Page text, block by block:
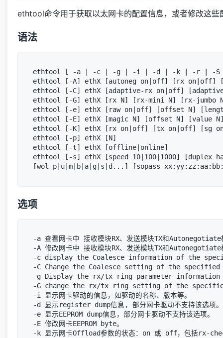
ethtool命令用于获取以太网卡的配置信息，或者修改这
语法
ethtool [ -a | -c | -g | -i | -d | -k | -r | -S
ethtool [-A] ethX [autoneg on|off] [rx on|off]
ethtool [-C] ethX [adaptive-rx on|off]
ethtool [-G] ethX [rx N] [rx-mini N] [rx-jumbo
ethtool [-e] ethX [raw on|off] [offset N]
ethtool [-E] ethX [magic N] [offset N] [value
ethtool [-K] ethX [rx on|off] [tx on|off] [sg
ethtool [-p] ethX [N]
ethtool [-t] ethX [offline|online]
ethtool [-s] ethX [speed 10|100|1000]
选项
-a 查看网卡中 接收模块RX、发送模块TX和
-A 修改网卡中 接收模块RX、发送模块TX和
-c display the Coalesce information of the
-C Change the Coalesce setting of the specified
-g Display the rx/tx ring parameter
-G change the rx/tx ring setting of the
-i 显示网卡驱动的信息，如驱动的名称、版本等。
-d 显示register dump信息, 部分网卡驱动不支持该选项。
-e 显示EEPROM dump信息，部分网卡驱动不支持该选项。
-E 修改网卡EEPROM byte。
-k 显示网卡Offload参数的状态：on 或 off，包括rx-